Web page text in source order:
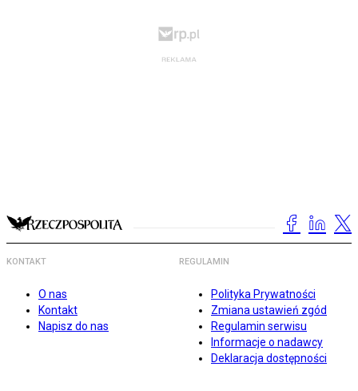
KONTAKT
O nas
Kontakt
Napisz do nas
REGULAMIN
Polityka Prywatności
Zmiana ustawień zgód
Regulamin serwisu
Informacje o nadawcy
Deklaracja dostępności